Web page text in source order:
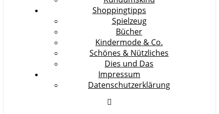
Shoppingtipps
Spielzeug
Bücher
Kindermode & Co.
Schönes & Nützliches
Dies und Das
Impressum
Datenschutzerklärung